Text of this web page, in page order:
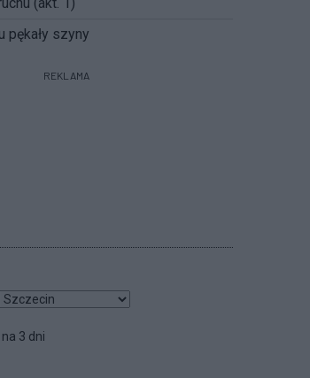
pękały szyny
REKLAMA
3 dni